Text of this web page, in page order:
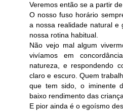
Veremos então se a partir
O nosso fuso horário
a nossa realidade natural e
nossa rotina habitual.
Não vejo mal algum
vivíamos em
natureza, e respondendo
claro e escuro. Quem
que tem sido, o iminente
baixo rendimento das
E pior ainda é o egoísmo